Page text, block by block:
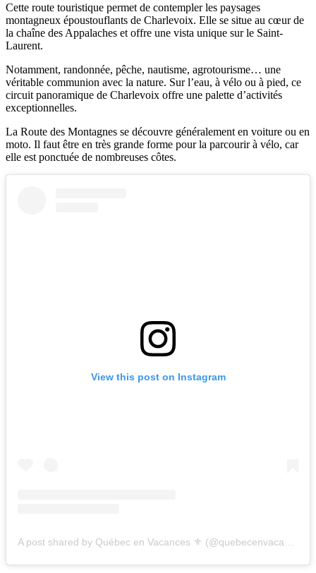
Cette route touristique permet de contempler les paysages
montagneux époustouflants de Charlevoix. Elle se situe au cœur de
la chaîne des Appalaches et offre une vista unique sur le Saint-
Laurent.
Notamment, randonnée, pêche, nautisme, agrotourisme… une
véritable communion avec la nature. Sur l’eau, à vélo ou à pied, ce
circuit panoramique de Charlevoix offre une palette d’activités
exceptionnelles.
La Route des Montagnes se découvre généralement en voiture ou en
moto. Il faut être en très grande forme pour la parcourir à vélo, car
elle est ponctuée de nombreuses côtes.
View this post on Instagram